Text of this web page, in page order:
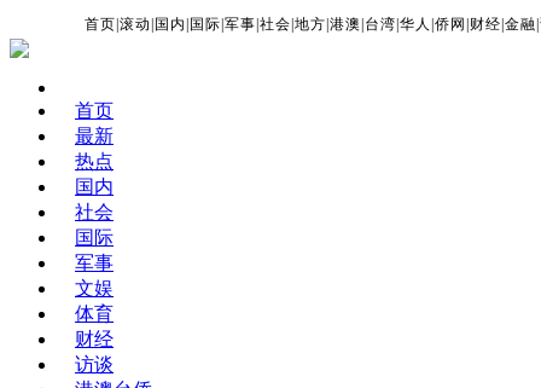
首页 |滚动 国内 国际 |军事 |社会 |地方 |港澳 台湾 |华人 |侨网 财经 |金融 |
首页
最新
热点
国内
社会
国际
军事
文娱
体育
财经
访谈